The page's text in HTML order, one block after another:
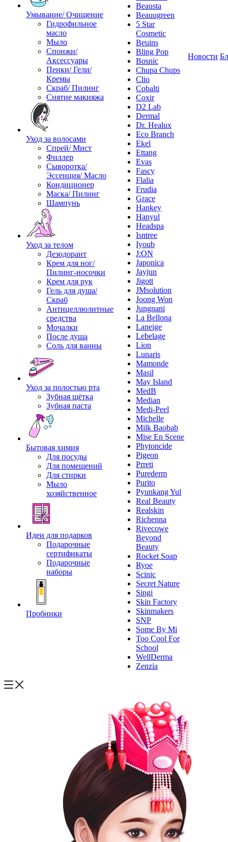
Умывание/ Очищение
Гидрофильное
масло
Мыло
Спонжи/
Аксессуары
Пенки/ Гели/
Кремы
Скраб/ Пилинг
Снятие макияжа
Уход за волосами
Спрей/ Мист
Филлер
Сыворотка/
Эссенция/ Масло
Кондиционер
Маска/ Пилинг
Шампунь
Уход за телом
Дезодорант
Крем для ног/
Пилинг-носочки
Крем для рук
Гель для душа/
Скраб
Антицеллюлитные
средства
Мочалки
После душа
Соль для ванны
Уход за полостью рта
Зубная щётка
Зубная паста
Бытовая химия
Для посуды
Для помещений
Для стирки
Мыло
хозяйственное
Идеи для подарков
Подарочные
сертификаты
Подарочные
наборы
Пробники
Beausta
Beauugreen
5 Star
Cosmetic
Beuins
Bling Pop
Bosnic
Chupa Chups
Clio
Cobalti
Coxir
D2 Lab
Dermal
Dr. Healux
Eco Branch
Ekel
Ettang
Evas
Fascy
Flalia
Frudia
Grace
Hankey
Hanyul
Headspa
Isntree
Iyoub
J:ON
Japonica
Jayjun
Jigott
JMsolution
Joong Won
Jungnani
La Bellona
Laneige
Lebelage
Lion
Lunaris
Mamonde
Masil
May Island
MedB
Median
Medi-Peel
Michelle
Milk Baobab
Mise En Scene
Phytoncide
Pigeon
Prreti
Purederm
Purito
Pyunkang Yul
Real Beauty
Realskin
Richenna
Rivecowe
Beyond
Beauty
Rocket Soap
Ryoe
Scinic
Secret Nature
Singi
Skin Factory
Skinmakers
SNP
Some By Mi
Too Cool For
School
WellDerma
Zenzia
Новости